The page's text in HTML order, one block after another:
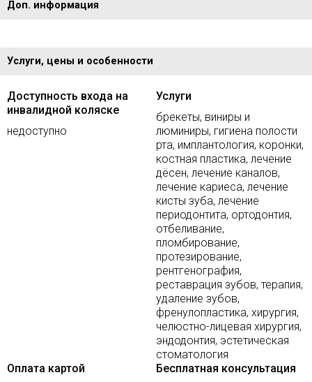
Доп. информация
Услуги, цены и особенности
Доступность входа на
инвалидной коляске
недоступно
Услуги
брекеты, виниры и
люминиры, гигиена полости
рта, имплантология, коронки,
костная пластика, лечение
дёсен, лечение каналов,
лечение кариеса, лечение
кисты зуба, лечение
периодонтита, ортодонтия,
отбеливание,
пломбирование,
протезирование,
рентгенография,
реставрация зубов, терапия,
удаление зубов,
френулопластика, хирургия,
челюстно-лицевая хирургия,
эндодонтия, эстетическая
стоматология
Оплата картой
Бесплатная консультация